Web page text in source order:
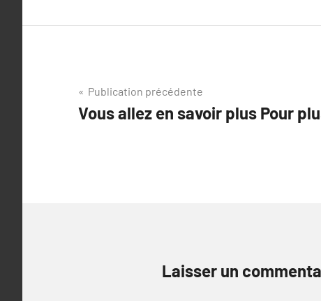
Navigation
de
Publication précédente
Vous allez en savoir plus Pour
Laisser un